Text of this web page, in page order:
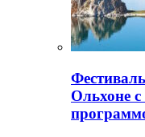
Ольхоне